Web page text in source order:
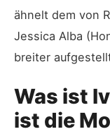
ähnelt dem von
Jessica Alba
breiter
Was ist
ist die